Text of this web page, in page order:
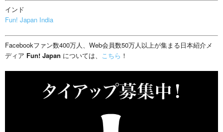
インド
Fun! Japan India
Facebookファン数400万人、Web会員数50万人以上が集まる日本紹介メ
ディア Fun! Japan については、 こちら ！